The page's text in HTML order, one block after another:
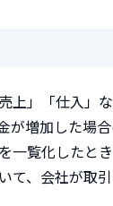
上」「仕入」
が増加した場
一覧化したと
て、会社が取